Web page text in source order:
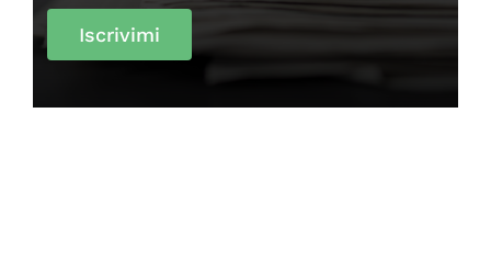
Iscrivimi